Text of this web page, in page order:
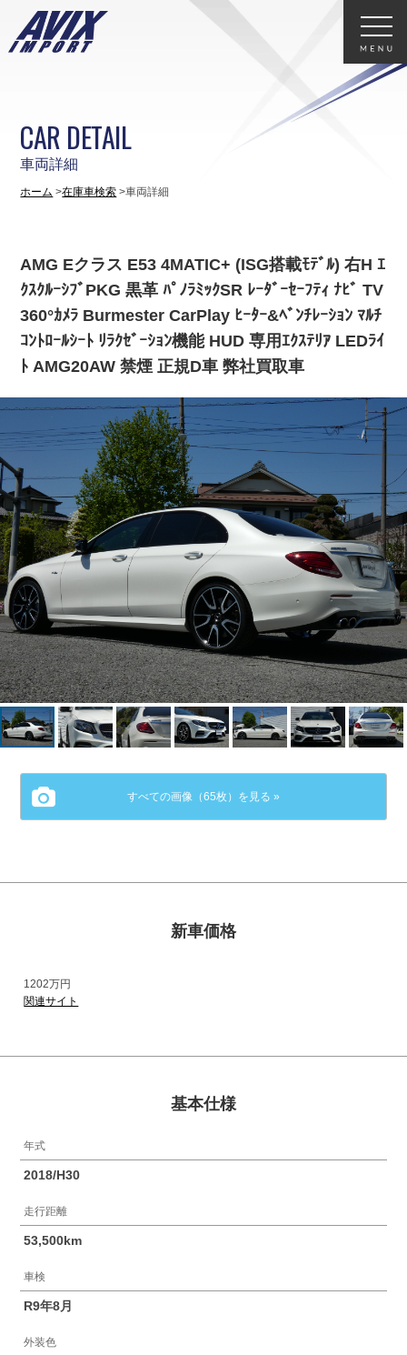
車両詳細
CAR DETAIL
ホーム 在庫車検索 車両詳細
AMG Eクラス E53 4MATIC+ (ISG搭載ﾓﾃﾞﾙ) 右H ｴ
ｸｽｸﾙｰｼﾌﾞPKG 黒革 ﾊﾟﾉﾗﾐｯｸSR ﾚｰﾀﾞｰｾｰﾌﾃｨ ﾅﾋﾞ TV
360°ｶﾒﾗ Burmester CarPlay ﾋｰﾀｰ&ﾍﾞﾝﾁﾚｰｼｮﾝ ﾏﾙﾁ
ｺﾝﾄﾛｰﾙｼｰﾄ ﾘﾗｸｾﾞｰｼｮﾝ機能 HUD 専用ｴｸｽﾃﾘｱ LEDﾗｲ
ﾄ AMG20AW 禁煙 正規D車 弊社買取車
すべての画像（65枚）を見る »
新車価格
1202万円
関連サイト
基本仕様
年式
2018/H30
走行距離
53,500km
車検
R9年8月
外装色